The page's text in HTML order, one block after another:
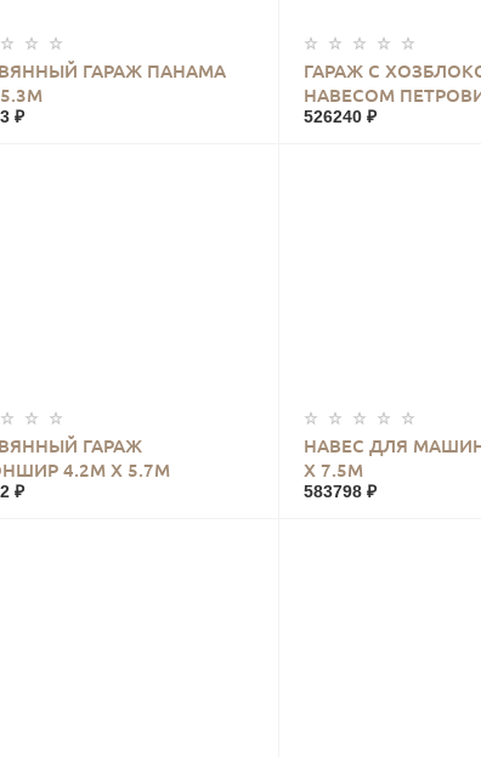
ГАРАЖ ПАНАМА
₽
КУПИТЬ
ГАРАЖ С
НАВЕСОМ
5.5М
526240 ₽
ГАРАЖ
4.2М Х 5.7М
₽
КУПИТЬ
НАВЕС ДЛЯ
Х 7.5М
583798 ₽